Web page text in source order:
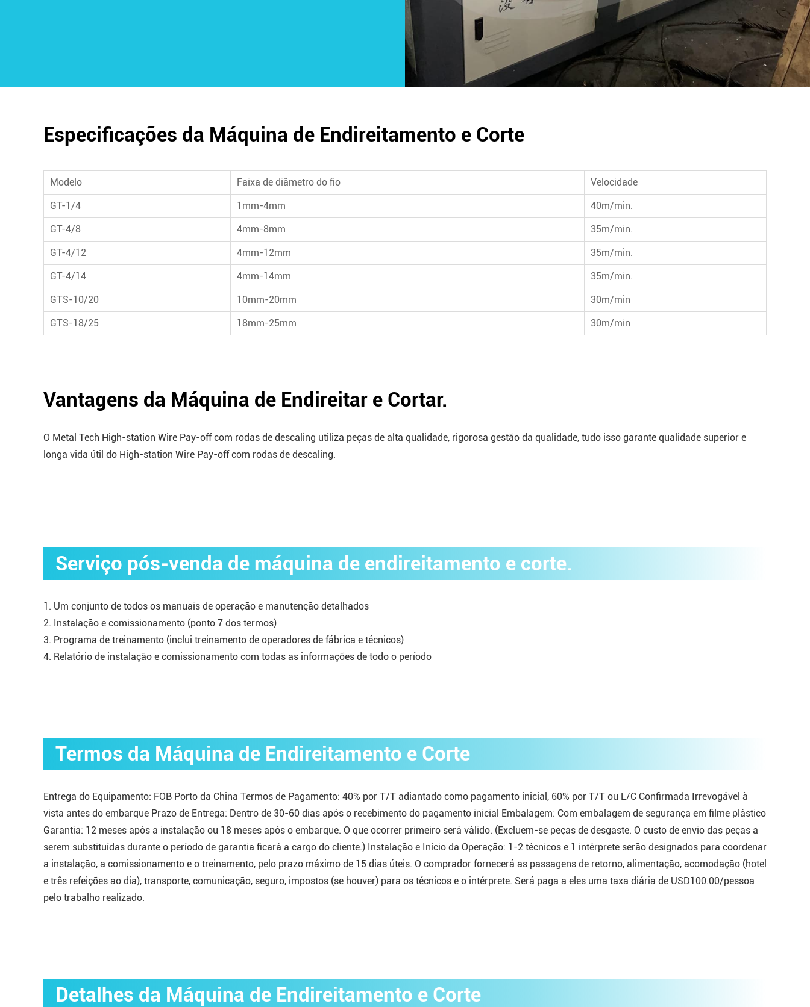
Especificações da Máquina de Endireitamento e Corte
Modelo Faixa de diâmetro do fio Velocidade
GT-1/4 1mm-4mm 40m/min.
GT-4/8 4mm-8mm 35m/min.
GT-4/12 4mm-12mm 35m/min.
GT-4/14 4mm-14mm 35m/min.
GTS-10/20 10mm-20mm 30m/min
GTS-18/25 18mm-25mm 30m/min
Vantagens da Máquina de Endireitar e Cortar.
O Metal Tech High-station Wire Pay-off com rodas de descaling utiliza peças de alta qualidade, rigorosa gestão da qualidade, tudo isso garante qualidade superior e
longa vida útil do High-station Wire Pay-off com rodas de descaling.
Serviço pós-venda de máquina de endireitamento e corte.
1. Um conjunto de todos os manuais de operação e manutenção detalhados
2. Instalação e comissionamento (ponto 7 dos termos)
3. Programa de treinamento (inclui treinamento de operadores de fábrica e técnicos)
4. Relatório de instalação e comissionamento com todas as informações de todo o período
Termos da Máquina de Endireitamento e Corte
Entrega do Equipamento: FOB Porto da China Termos de Pagamento: 40% por T/T adiantado como pagamento inicial, 60% por T/T ou L/C Confirmada Irrevogável à
vista antes do embarque Prazo de Entrega: Dentro de 30-60 dias após o recebimento do pagamento inicial Embalagem: Com embalagem de segurança em filme plástico
Garantia: 12 meses após a instalação ou 18 meses após o embarque. O que ocorrer primeiro será válido. (Excluem-se peças de desgaste. O custo de envio das peças a
serem substituídas durante o período de garantia ficará a cargo do cliente.) Instalação e Início da Operação: 1-2 técnicos e 1 intérprete serão designados para coordenar
a instalação, a comissionamento e o treinamento, pelo prazo máximo de 15 dias úteis. O comprador fornecerá as passagens de retorno, alimentação, acomodação (hotel
e três refeições ao dia), transporte, comunicação, seguro, impostos (se houver) para os técnicos e o intérprete. Será paga a eles uma taxa diária de USD100.00/pessoa
pelo trabalho realizado.
Detalhes da Máquina de Endireitamento e Corte